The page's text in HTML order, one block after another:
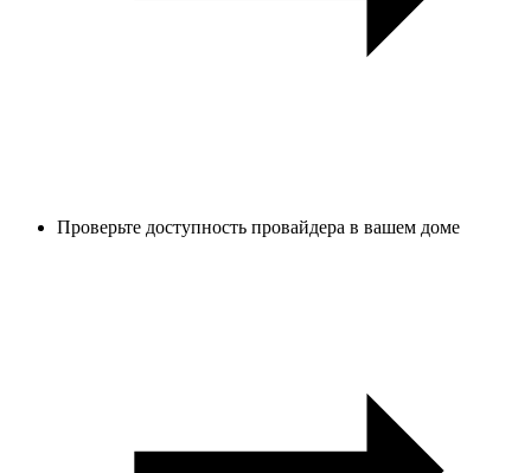
Проверьте доступность провайдера в вашем доме